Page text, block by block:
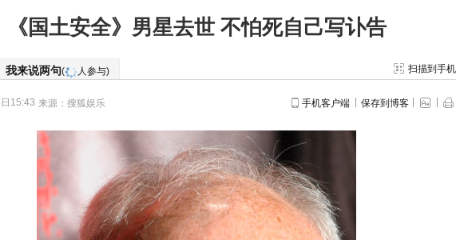
《国土安全》男星去世 不怕死自己写讣告
我来说两句( 人参与) 扫描到手机
15:43 来源： 搜狐娱乐 手机客户端 保存到博客